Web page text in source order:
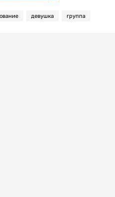
девушка группа